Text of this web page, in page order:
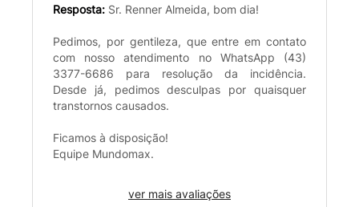
Resposta: Sr. Renner Almeida, bom dia!
Pedimos, por gentileza, que entre em contato
com nosso atendimento no WhatsApp (43)
3377-6686 para resolução da incidência.
Desde já, pedimos desculpas por quaisquer
transtornos causados.
Ficamos à disposição!
Equipe Mundomax.
ver mais avaliações